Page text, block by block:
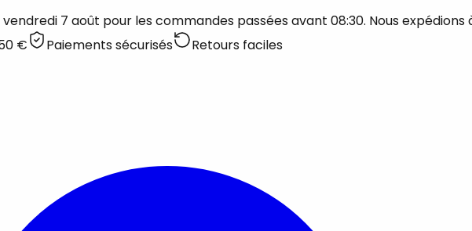
7 août pour les commandes passées avant 08:30. Nous expédions
€
Paiements sécurisés Retours faciles